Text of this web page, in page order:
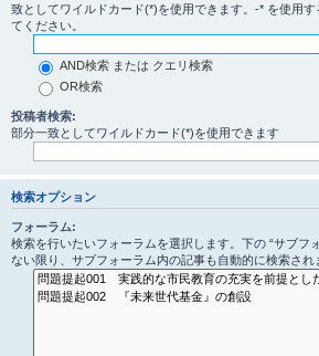
致としてワイルドカード(*)を使用できます。-* を使用
てください。
AND検索 または クエリ検索
OR検索
投稿者検索:
部分一致としてワイルドカード(*)を使用できます
検索オプション
フォーラム:
検索を行いたいフォーラムを選択します。下の “サブフ
ない限り、サブフォーラム内の記事も自動的に検索され